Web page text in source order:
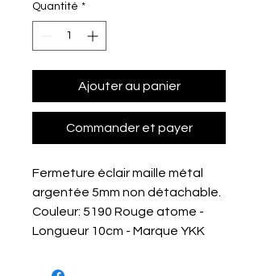
Quantité *
Ajouter au panier
Commander et payer
Fermeture éclair maille métal
argentée 5mm non détachable.
Couleur: 5190 Rouge atome -
Longueur 10cm - Marque YKK